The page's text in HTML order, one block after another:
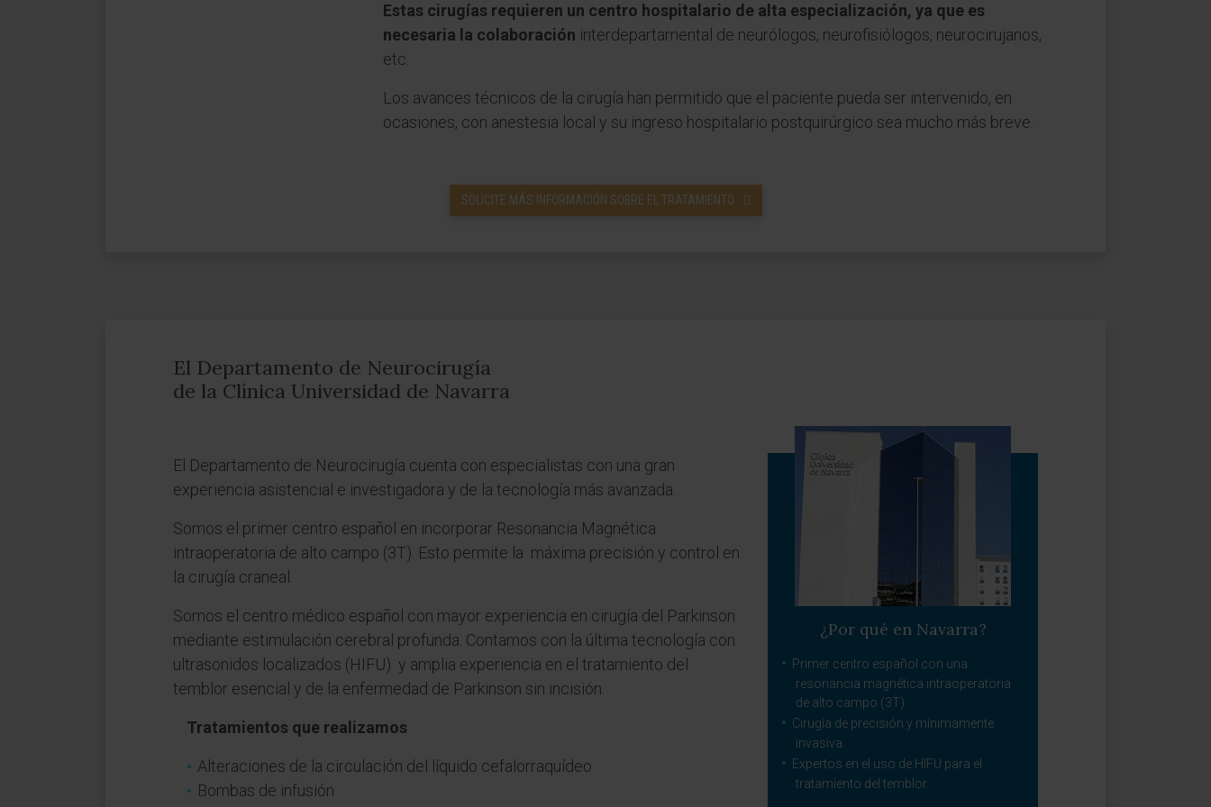
Estas cirugías requieren un centro hospitalario de alta especialización, ya que es
necesaria la colaboración interdepartamental de neurólogos, neurofisiólogos, neurocirujanos,
etc.
Los avances técnicos de la cirugía han permitido que el paciente pueda ser intervenido, en
ocasiones, con anestesia local y su ingreso hospitalario postquirúrgico sea mucho más breve.
SOLICITE MÁS INFORMACIÓN SOBRE EL TRATAMIENTO
El Departamento de Neurocirugía
de la Clínica Universidad de Navarra
El Departamento de Neurocirugía cuenta con especialistas con una gran
experiencia asistencial e investigadora y de la tecnología más avanzada.
Somos el primer centro español en incorporar Resonancia Magnética
intraoperatoria de alto campo (3T). Esto permite la máxima precisión y control en
la cirugía craneal.
Somos el centro médico español con mayor experiencia en cirugía del Parkinson
mediante estimulación cerebral profunda. Contamos con la última tecnología con
ultrasonidos localizados (HIFU) y amplia experiencia en el tratamiento del
temblor esencial y de la enfermedad de Parkinson sin incisión.
Tratamientos que realizamos
Alteraciones de la circulación del líquido cefalorraquídeo
Bombas de infusión
¿Por qué en Navarra?
Primer centro español con una
resonancia magnética intraoperatoria
de alto campo (3T).
Cirugía de precisión y mínimamente
invasiva.
Expertos en el uso de HIFU para el
tratamiento del temblor.